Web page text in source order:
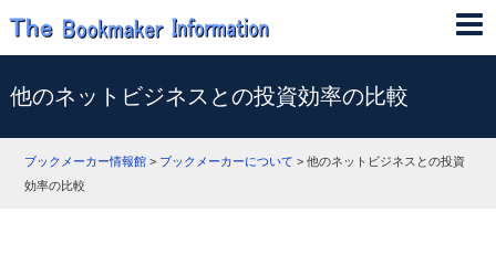
他のネットビジネスとの投資効率の比較
ブックメーカー情報館 > ブックメーカーについて >他のネットビジネスとの投資
効率の比較